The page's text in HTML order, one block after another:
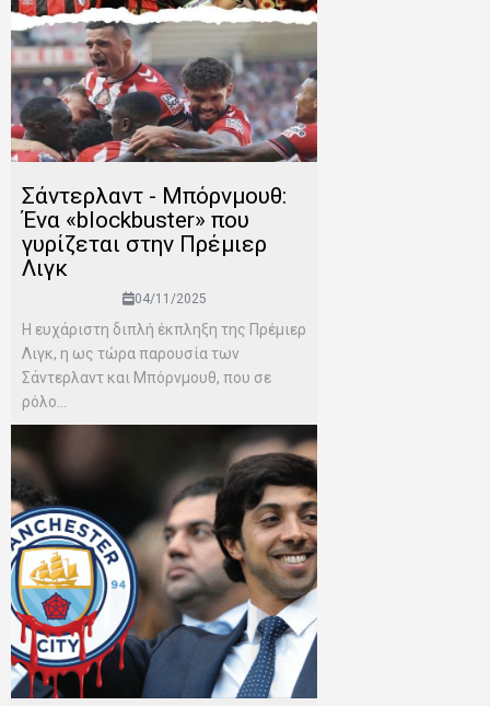
Σάντερλαντ - Μπόρνμουθ:
Ένα «blockbuster» που
γυρίζεται στην Πρέμιερ
Λιγκ
04/11/2025
Η ευχάριστη διπλή έκπληξη της Πρέμιερ
Λιγκ, η ως τώρα παρουσία των
Σάντερλαντ και Μπόρνμουθ, που σε
ρόλο...